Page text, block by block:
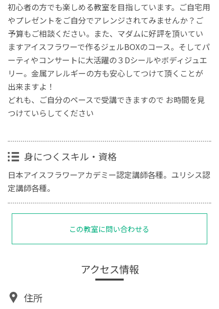
初心者の方でも楽しめる教室を目指しています。ご自宅用
やプレゼントをご自分でアレンジされてみませんか？ご
予算もご相談ください。また、マダムに好評を頂いてい
ますアイスフラワーで作るジェルBOXのコース。そしてパ
ーティやコンサートに大活躍の３Dシールやボディジュエ
リー。金属アレルギーの方も安心してつけて頂くことが
出来ますよ！
どれも、ご自分のペースで受講できますので お時間を見
つけていらしてください
身につくスキル・資格
日本アイスフラワーアカデミー認定講師各種。ユリシス認
定講師各種。
この教室に問い合わせる
アクセス情報
住所